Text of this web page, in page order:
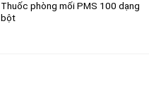
Thuốc phòng mối PMS 100 dạng
bột